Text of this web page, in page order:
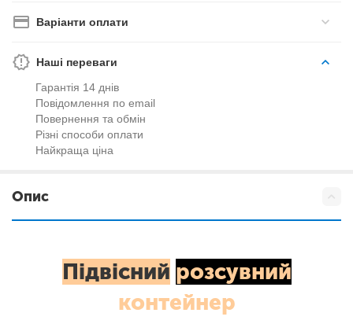
Варіанти оплати
Наші переваги
Гарантія 14 днів
Повідомлення по email
Повернення та обмін
Різні способи оплати
Найкраща ціна
Опис
Підвісний розсувний
контейнер